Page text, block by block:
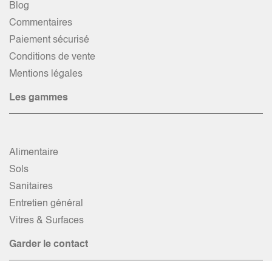
Blog
Commentaires
Paiement sécurisé
Conditions de vente
Mentions légales
Les gammes
Alimentaire
Sols
Sanitaires
Entretien général
Vitres & Surfaces
Garder le contact